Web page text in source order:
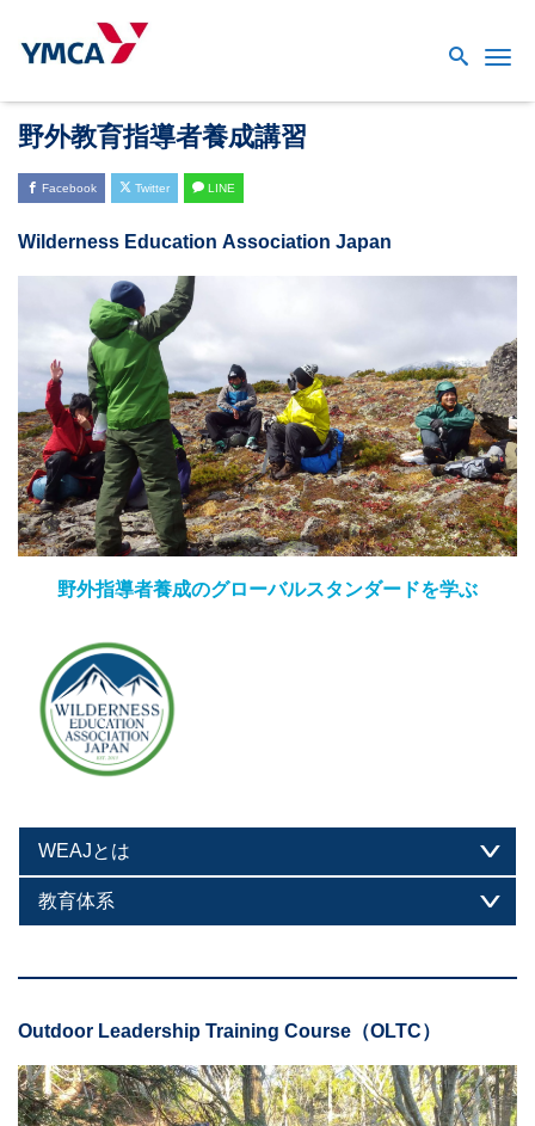
野外教育指導者養成講習
Facebook Twitter LINE
Wilderness Education Association Japan
野外指導者養成のグローバルスタンダードを学ぶ
WEAJとは
教育体系
Outdoor Leadership Training Course（OLTC）